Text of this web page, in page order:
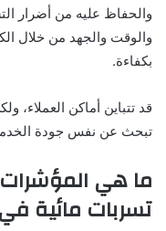
والحفاظ عليه من أضرار
والوقت والجهد من خلال
بكفاءة.
قد تتباين أماكن العملاء،
تبحث عن نفس جودة
ما هي
تسربات مائية